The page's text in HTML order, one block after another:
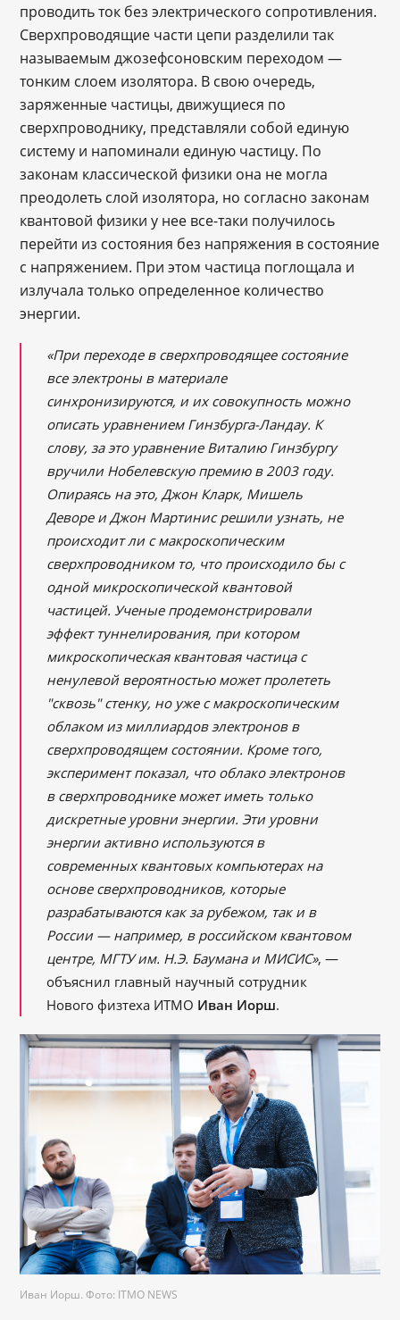
проводить ток без электрического сопротивления.
Сверхпроводящие части цепи разделили так
называемым джозефсоновским переходом —
тонким слоем изолятора. В свою очередь,
заряженные частицы, движущиеся по
сверхпроводнику, представляли собой единую
систему и напоминали единую частицу. По
законам классической физики она не могла
преодолеть слой изолятора, но согласно законам
квантовой физики у нее все-таки получилось
перейти из состояния без напряжения в состояние
с напряжением. При этом частица поглощала и
излучала только определенное количество
энергии.
«При переходе в сверхпроводящее состояние
все электроны в материале
синхронизируются, и их совокупность можно
описать уравнением Гинзбурга-Ландау. К
слову, за это уравнение Виталию Гинзбургу
вручили Нобелевскую премию в 2003 году.
Опираясь на это, Джон Кларк, Мишель
Деворе и Джон Мартинис решили узнать, не
происходит ли с макроскопическим
сверхпроводником то, что происходило бы с
одной микроскопической квантовой
частицей. Ученые продемонстрировали
эффект туннелирования, при котором
микроскопическая квантовая частица с
ненулевой вероятностью может пролететь
"сквозь" стенку, но уже с макроскопическим
облаком из миллиардов электронов в
сверхпроводящем состоянии. Кроме того,
эксперимент показал, что облако электронов
в сверхпроводнике может иметь только
дискретные уровни энергии. Эти уровни
энергии активно используются в
современных квантовых компьютерах на
основе сверхпроводников, которые
разрабатываются как за рубежом, так и в
России — например, в российском квантовом
центре, МГТУ им. Н.Э. Баумана и МИСИС», —
объяснил главный научный сотрудник
Нового физтеха ИТМО Иван Иорш.
Иван Иорш. Фото: ITMO NEWS